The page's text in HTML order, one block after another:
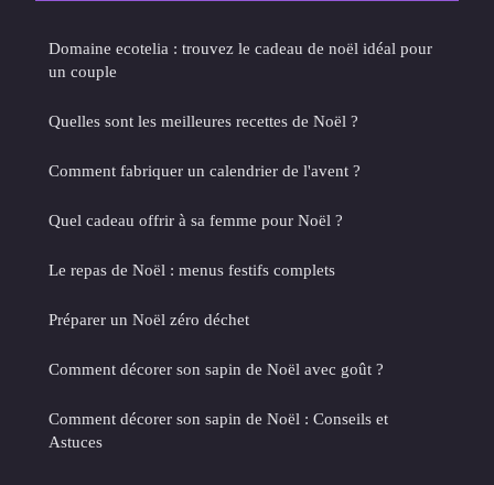
Domaine ecotelia : trouvez le cadeau de noël idéal pour
un couple
Quelles sont les meilleures recettes de Noël ?
Comment fabriquer un calendrier de l'avent ?
Quel cadeau offrir à sa femme pour Noël ?
Le repas de Noël : menus festifs complets
Préparer un Noël zéro déchet
Comment décorer son sapin de Noël avec goût ?
Comment décorer son sapin de Noël : Conseils et
Astuces